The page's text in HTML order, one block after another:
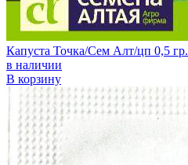
Капуста Точка/Сем Алт/цп 0,5 гр.
в наличии
В корзину